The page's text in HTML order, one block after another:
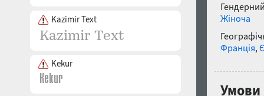
Kazimir Text
Kekur
Жіноча
Франція,